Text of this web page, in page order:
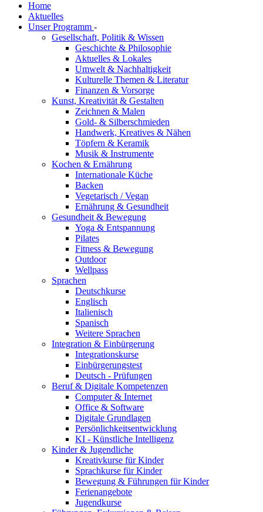
Home
Aktuelles
Unser Programm -
Gesellschaft, Politik & Wissen
Geschichte & Philosophie
Aktuelles & Lokales
Umwelt & Nachhaltigkeit
Kulturelle Themen & Literatur
Finanzen & Vorsorge
Kunst, Kreativität & Gestalten
Zeichnen & Malen
Gold- & Silberschmieden
Handwerk, Kreatives & Nähen
Töpfern & Keramik
Musik & Instrumente
Kochen & Ernährung
Internationale Küche
Backen
Vegetarisch / Vegan
Ernährung & Gesundheit
Gesundheit & Bewegung
Yoga & Entspannung
Pilates
Fitness & Bewegung
Outdoor
Wellpass
Sprachen
Deutschkurse
Englisch
Italienisch
Spanisch
Weitere Sprachen
Integration & Einbürgerung
Integrationskurse
Einbürgerungstest
Deutsch - Prüfungen
Beruf & Digitale Kompetenzen
Computer & Internet
Office & Software
Digitale Grundlagen
Persönlichkeitsentwicklung
KI - Künstliche Intelligenz
Kinder & Jugendliche
Kreativkurse für Kinder
Sprachkurse für Kinder
Bewegung & Führungen für Kinder
Ferienangebote
Jugendkurse